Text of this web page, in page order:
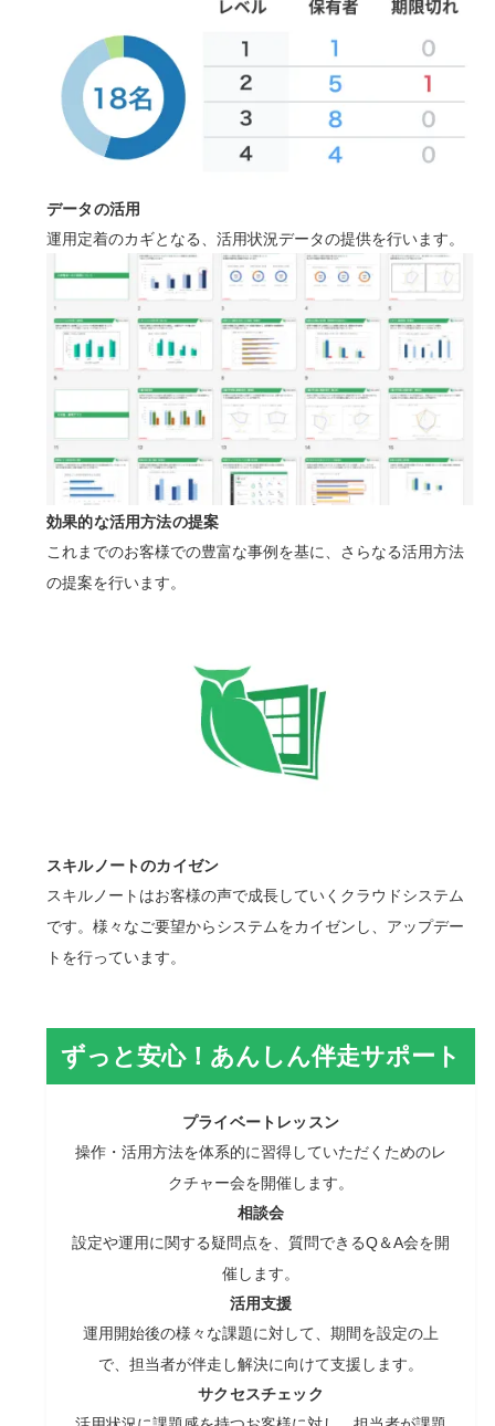
データの活用
運用定着のカギとなる、活用状況データの提供を行います。
効果的な活用方法の提案
これまでのお客様での豊富な事例を基に、さらなる活用方法
の提案を行います。
スキルノートのカイゼン
スキルノートはお客様の声で成長していくクラウドシステム
です。様々なご要望からシステムをカイゼンし、アップデー
トを行っています。
ずっと安心！あんしん伴走サポート
プライベートレッスン
操作・活用方法を体系的に習得していただくためのレ
クチャー会を開催します。
相談会
設定や運用に関する疑問点を、質問できるQ＆A会を開
催します。
活用支援
運用開始後の様々な課題に対して、期間を設定の上
で、担当者が伴走し解決に向けて支援します。
サクセスチェック